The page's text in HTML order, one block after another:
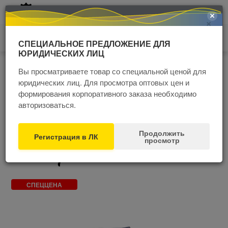
+7 (4852) 60 77 05
Главная Каталог
Спецодежда
Толстовки, рубашки, футболки, тенниски
Рубашки
Блузка (рубашка) Бристон Бар (BristonBar)
джинс женская т.синяя
СПЕЦЦЕНА
×
СПЕЦИАЛЬНОЕ ПРЕДЛОЖЕНИЕ ДЛЯ
ЮРИДИЧЕСКИХ ЛИЦ
Вы просматриваете товар со специальной ценой для
юридических лиц. Для просмотра оптовых цен и
формирования корпоративного заказа необходимо
авторизоваться.
Регистрация в ЛК Продолжить
просмотр